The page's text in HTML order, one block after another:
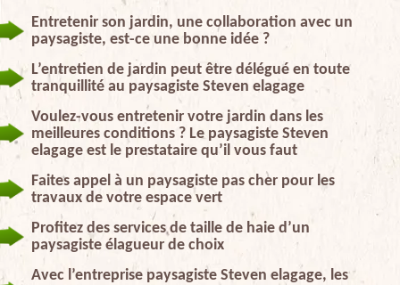
Entretenir son jardin, une collaboration avec un
paysagiste, est-ce une bonne idée ?
L’entretien de jardin peut être délégué en toute
tranquillité au paysagiste Steven elagage
Voulez-vous entretenir votre jardin dans les
meilleures conditions ? Le paysagiste Steven
elagage est le prestataire qu’il vous faut
Faites appel à un paysagiste pas cher pour les
travaux de votre espace vert
Profitez des services de taille de haie d’un
paysagiste élagueur de choix
Avec l’entreprise paysagiste Steven elagage, les